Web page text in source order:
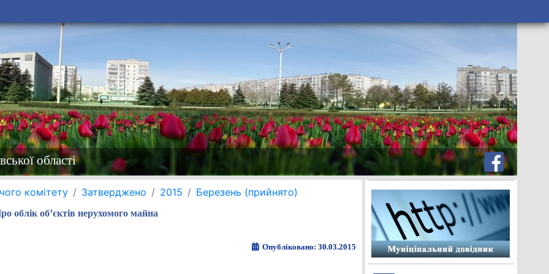
області
комітету Затверджено 2015 Березень (прийнято)
облік об’єктів нерухомого майна
Опубліковано: 30.03.2015